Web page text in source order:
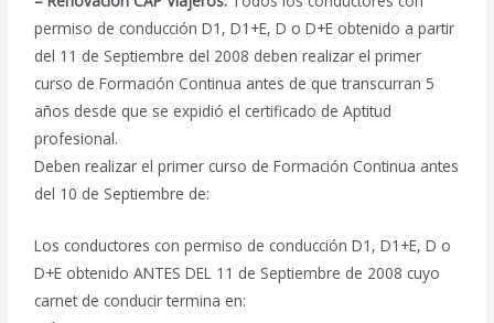
permiso de conducción D1, D1+E, D o D+E obtenido a partir
del 11 de Septiembre del 2008 deben realizar el primer
curso de Formación Continua antes de que transcurran 5
años desde que se expidió el certificado de Aptitud
profesional.
Deben realizar el primer curso de Formación Continua antes
del 10 de Septiembre de:
Los conductores con permiso de conducción D1, D1+E, D o
D+E obtenido ANTES DEL 11 de Septiembre de 2008 cuyo
carnet de conducir termina en: